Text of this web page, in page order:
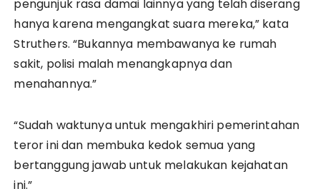
pengunjuk rasa damai lainnya yang telah diserang
hanya karena mengangkat suara mereka,” kata
Struthers. “Bukannya membawanya ke rumah
sakit, polisi malah menangkapnya dan
menahannya.”
“Sudah waktunya untuk mengakhiri pemerintahan
teror ini dan membuka kedok semua yang
bertanggung jawab untuk melakukan kejahatan
ini.”